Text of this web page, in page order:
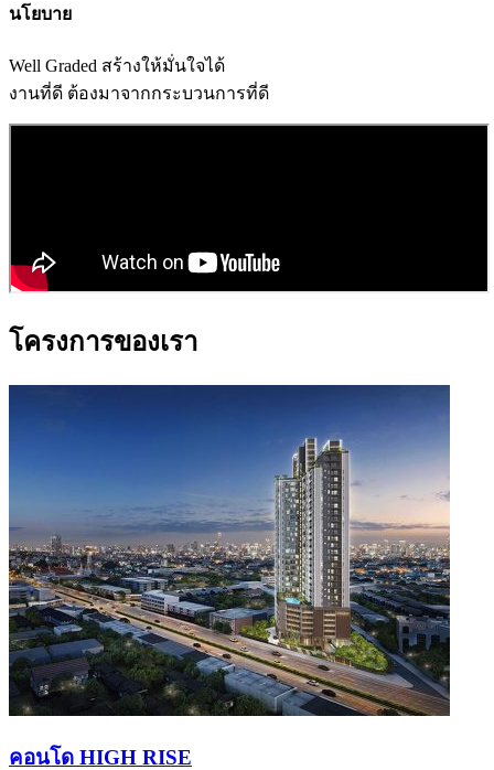
นโยบาย
Well Graded สร้างให้มั่นใจได้
งานที่ดี ต้องมาจากกระบวนการที่ดี
โครงการของเรา
คอนโด HIGH RISE